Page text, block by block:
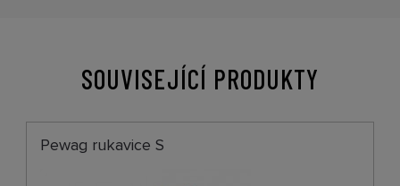
SOUVISEJÍCÍ PRODUKTY
Pewag rukavice S